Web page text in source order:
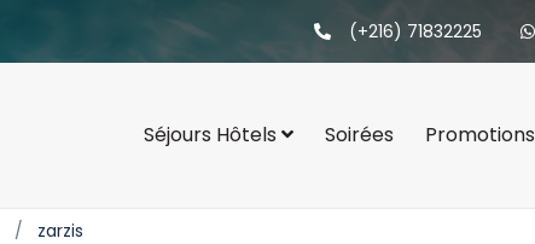
(+216) 71832225
Séjours Hôtels Soirées Promotions
zarzis